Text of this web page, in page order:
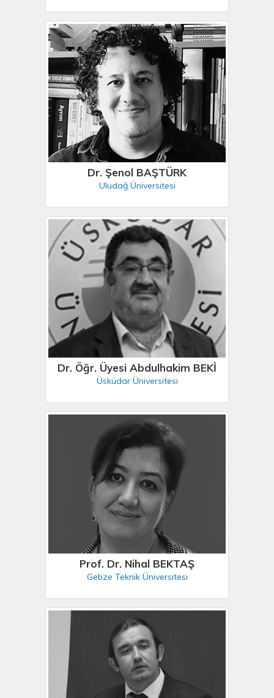
Dr. Şenol BAŞTÜRK
Uludağ Üniversitesi
Dr. Öğr. Üyesi Abdulhakim BEKİ
Üsküdar Üniversitesi
Prof. Dr. Nihal BEKTAŞ
Gebze Teknik Üniversitesi